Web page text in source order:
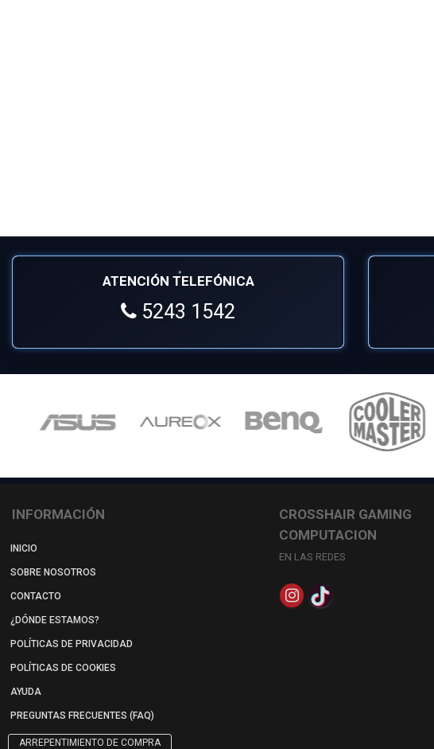
ATENCIÓN TELEFÓNICA
5243 1542
INFORMACIÓN
INICIO
SOBRE NOSOTROS
CONTACTO
¿DÓNDE ESTAMOS?
POLÍTICAS DE PRIVACIDAD
POLÍTICAS DE COOKIES
AYUDA
PREGUNTAS FRECUENTES (FAQ)
ARREPENTIMIENTO DE COMPRA
CROSSHAIR GAMING
COMPUTACION
EN LAS REDES